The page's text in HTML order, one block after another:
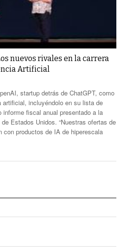
nuevos rivales en la carrera
Artificial
startup detrás de ChatGPT, como
artificial, incluyéndolo en su lista de
fiscal anual presentado a la
Estados Unidos. “Nuestras ofertas de
con productos de IA de hiperescala